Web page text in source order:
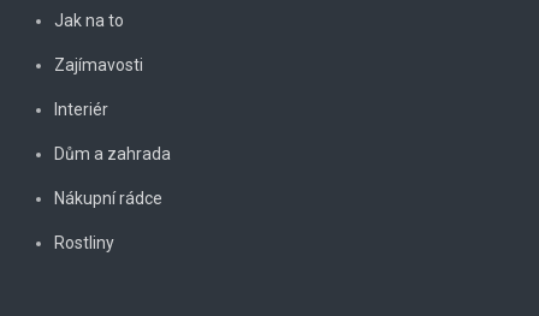
Jak na to
Zajímavosti
Interiér
Dům a zahrada
Nákupní rádce
Rostliny